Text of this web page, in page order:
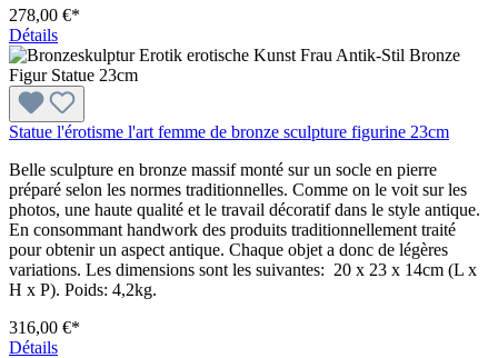
278,00 €*
Détails
Statue l'érotisme l'art femme de bronze sculpture figurine 23cm
Belle sculpture en bronze massif monté sur un socle en pierre
préparé selon les normes traditionnelles. Comme on le voit sur les
photos, une haute qualité et le travail décoratif dans le style antique.
En consommant handwork des produits traditionnellement traité
pour obtenir un aspect antique. Chaque objet a donc de légères
variations. Les dimensions sont les suivantes: 20 x 23 x 14cm (L x
H x P). Poids: 4,2kg.
316,00 €*
Détails